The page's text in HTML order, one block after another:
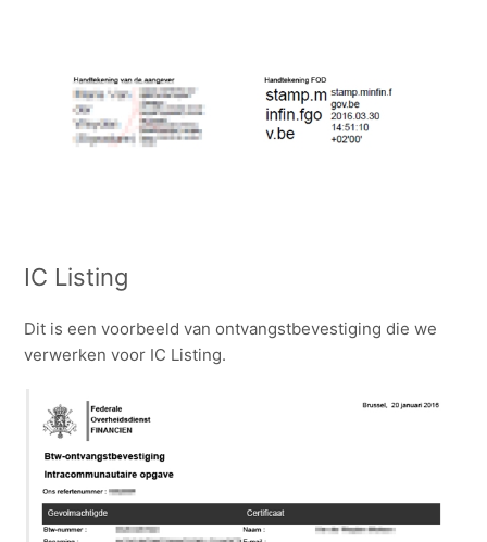
IC Listing
Dit is een voorbeeld van ontvangstbevestiging die we
verwerken voor IC Listing.